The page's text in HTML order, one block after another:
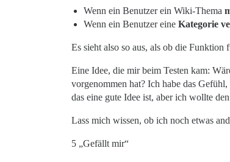
Wenn ein Benutzer ein Wiki-Thema
Wenn ein Benutzer eine Kategorie
Es sieht also so aus, als ob die
Eine Idee, die mir beim Testen kam:
vorgenommen hat? Ich habe das
das eine gute Idee ist, aber ich wollte
Lass mich wissen, ob ich noch etwas
5 „Gefällt mir“